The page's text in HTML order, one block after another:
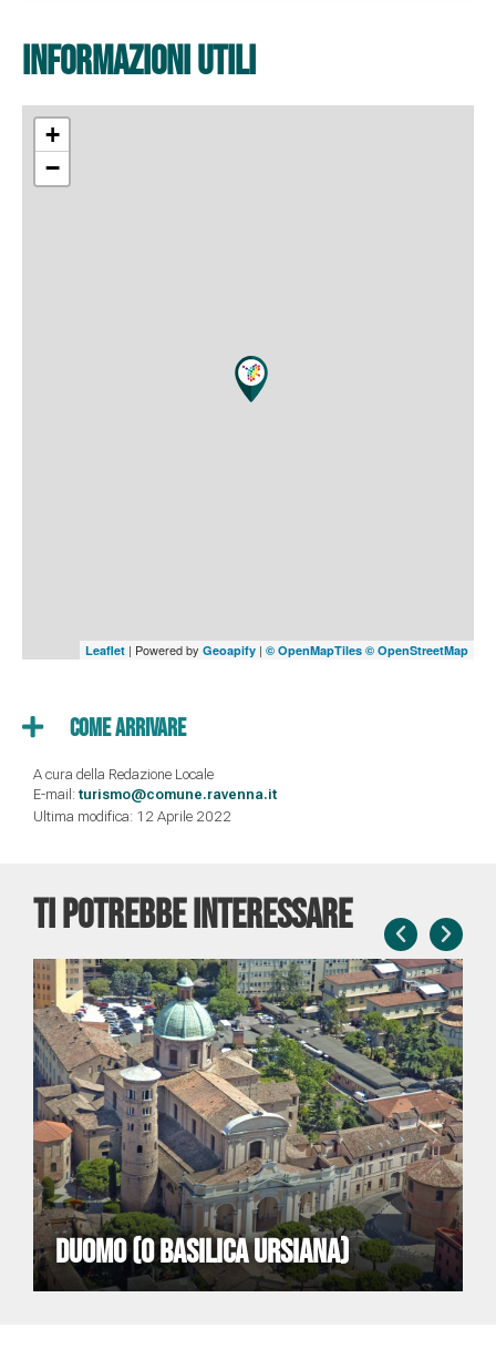
informazioni utili
+
−
Leaflet | Powered by Geoapify | © OpenMapTiles © OpenStreetMap
Come Arrivare
A cura della Redazione Locale
E-mail: turismo@comune.ravenna.it
Ultima modifica: 12 Aprile 2022
TI POTREBBE INTERESSARE
DUOMO (O BASILICA URSIANA)